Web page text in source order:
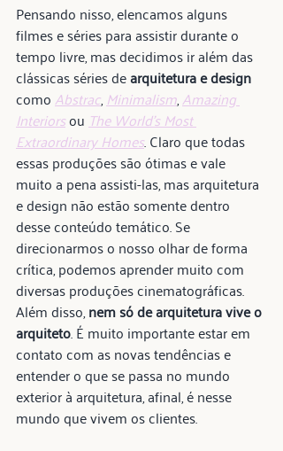
Pensando nisso, elencamos alguns
filmes e séries para assistir durante o
tempo livre, mas decidimos ir além das
clássicas séries de arquitetura e design
como Abstrac, Minimalism, Amazing
Interiors ou The World’s Most
Extraordinary Homes. Claro que todas
essas produções são ótimas e vale
muito a pena assisti-las, mas arquitetura
e design não estão somente dentro
desse conteúdo temático. Se
direcionarmos o nosso olhar de forma
crítica, podemos aprender muito com
diversas produções cinematográficas.
Além disso, nem só de arquitetura vive o
arquiteto. É muito importante estar em
contato com as novas tendências e
entender o que se passa no mundo
exterior à arquitetura, afinal, é nesse
mundo que vivem os clientes.